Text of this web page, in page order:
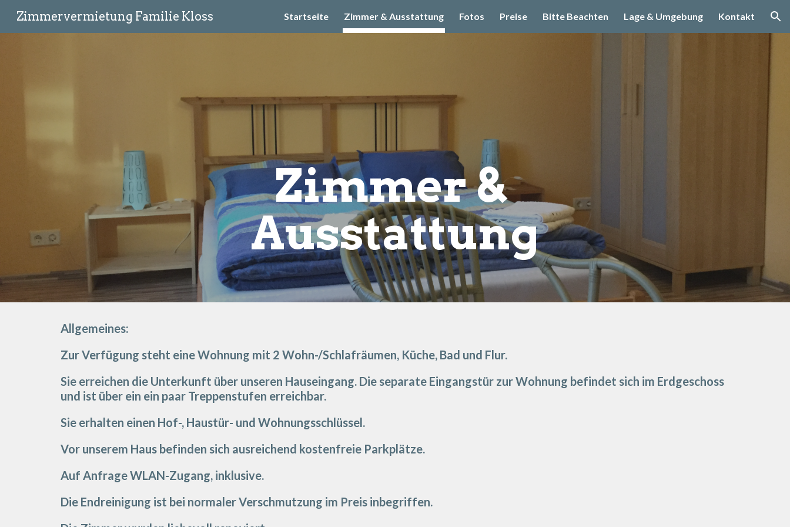
Skip to main content Skip to navigation
Zimmervermietung Familie Kloss Startseite Zimmer & Ausstattung Fotos Preise Bitte Beachten Lage & Umgebung Kontakt
Zimmer &
Ausstattung
Allgemeines:
Zur Verfügung steht eine Wohnung mit 2 Wohn-/Schlafräumen, Küche, Bad und Flur.
Sie erreichen die Unterkunft über unseren Hauseingang. Die separate Eingangstür zur Wohnung befindet sich im Erdgeschoss
und ist über ein ein paar Treppenstufen erreichbar.
Sie erhalten einen Hof-, Haustür- und Wohnungsschlüssel.
Vor unserem Haus befinden sich ausreichend kostenfreie Parkplätze.
Auf Anfrage WLAN-Zugang, inklusive.
Die Endreinigung ist bei normaler Verschmutzung im Preis inbegriffen.